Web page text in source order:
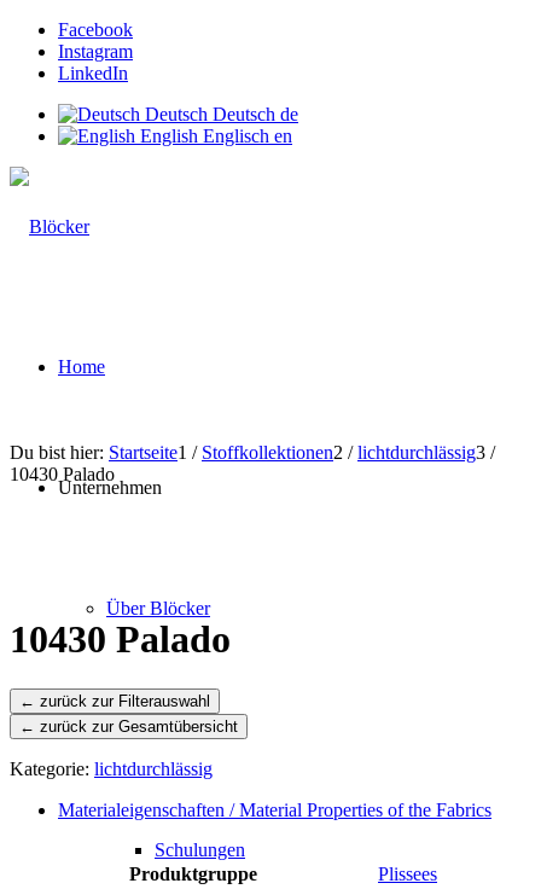
Facebook
Instagram
LinkedIn
Deutsch Deutsch de
English Englisch en
Home
Unternehmen
Über Blöcker
Leistungen
Schulungen
Du bist hier: Startseite1 / Stoffkollektionen2 / lichtdurchlässig3 /
10430 Palado
10430 Palado
← zurück zur Gesamtübersicht
Kategorie: lichtdurchlässig
Materialeigenschaften / Material Properties of the Fabrics
Produktgruppe Plissees